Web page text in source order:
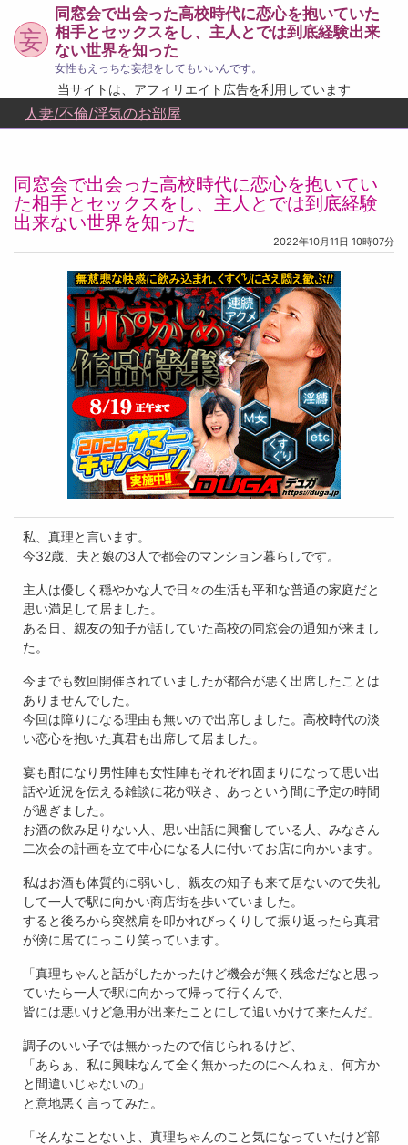
妄
同窓会で出会った高校時代に恋心を抱いていた
相手とセックスをし、主人とでは到底経験出来
ない世界を知った
女性もえっちな妄想をしてもいいんです。
当サイトは、アフィリエイト広告を利用しています
人妻/不倫/浮気のお部屋
同窓会で出会った高校時代に恋心を抱いてい
た相手とセックスをし、主人とでは到底経験
出来ない世界を知った
2022年10月11日 10時07分
私、真理と言います。
今32歳、夫と娘の3人で都会のマンション暮らしです。
主人は優しく穏やかな人で日々の生活も平和な普通の家庭だと
思い満足して居ました。
ある日、親友の知子が話していた高校の同窓会の通知が来まし
た。
今までも数回開催されていましたが都合が悪く出席したことは
ありませんでした。
今回は障りになる理由も無いので出席しました。高校時代の淡
い恋心を抱いた真君も出席して居ました。
宴も酣になり男性陣も女性陣もそれぞれ固まりになって思い出
話や近況を伝える雑談に花が咲き、あっという間に予定の時間
が過ぎました。
お酒の飲み足りない人、思い出話に興奮している人、みなさん
二次会の計画を立て中心になる人に付いてお店に向かいます。
私はお酒も体質的に弱いし、親友の知子も来て居ないので失礼
して一人で駅に向かい商店街を歩いていました。
すると後ろから突然肩を叩かれびっくりして振り返ったら真君
が傍に居てにっこり笑っています。
「真理ちゃんと話がしたかったけど機会が無く残念だなと思っ
ていたら一人で駅に向かって帰って行くんで、
皆には悪いけど急用が出来たことにして追いかけて来たんだ」
調子のいい子では無かったので信じられるけど、
「あらぁ、私に興味なんて全く無かったのにへんねぇ、何方か
と間違いじゃないの」
と意地悪く言ってみた。
「そんなことないよ、真理ちゃんのこと気になっていたけど部